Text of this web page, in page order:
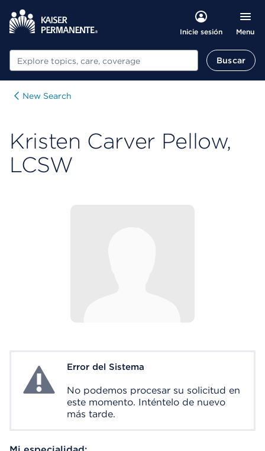
Inicie sesión Menu
Buscar Buscar
New Search
Kristen Carver Pellow,
LCSW
System ErrorError del Sistema
No podemos procesar su solicitud en
este momento. Inténtelo de nuevo
más tarde.